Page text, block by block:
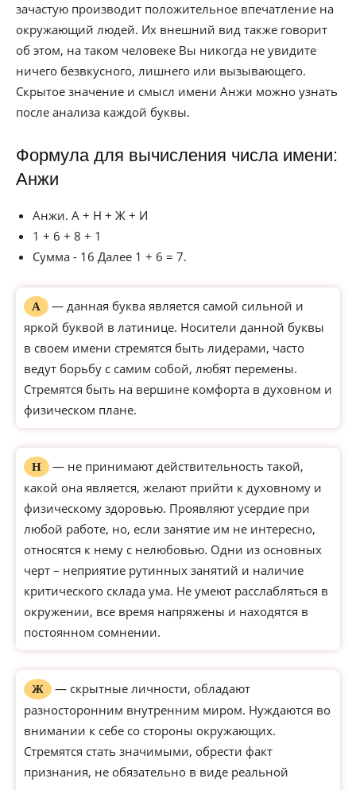
зачастую производит положительное впечатление на
окружающий людей. Их внешний вид также говорит
об этом, на таком человеке Вы никогда не увидите
ничего безвкусного, лишнего или вызывающего.
Скрытое значение и смысл имени Анжи можно узнать
после анализа каждой буквы.
Формула для вычисления числа имени:
Анжи
Анжи. А + Н + Ж + И
1 + 6 + 8 + 1
Сумма - 16 Далее 1 + 6 = 7.
А
— данная буква является самой сильной и
яркой буквой в латинице. Носители данной буквы
в своем имени стремятся быть лидерами, часто
ведут борьбу с самим собой, любят перемены.
Стремятся быть на вершине комфорта в духовном и
физическом плане.
Н
— не принимают действительность такой,
какой она является, желают прийти к духовному и
физическому здоровью. Проявляют усердие при
любой работе, но, если занятие им не интересно,
относятся к нему с нелюбовью. Одни из основных
черт – неприятие рутинных занятий и наличие
критического склада ума. Не умеют расслабляться в
окружении, все время напряжены и находятся в
постоянном сомнении.
Ж
— скрытные личности, обладают
разносторонним внутренним миром. Нуждаются во
внимании к себе со стороны окружающих.
Стремятся стать значимыми, обрести факт
признания, не обязательно в виде реальной